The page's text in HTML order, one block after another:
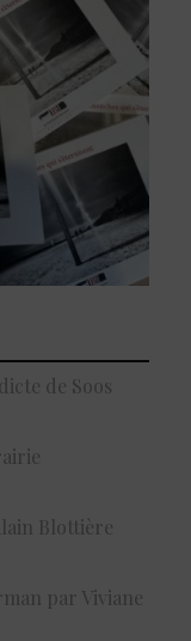
de Soos
Blottière
par Viviane